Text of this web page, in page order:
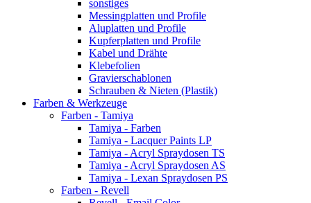
sonstiges
Messingplatten und Profile
Aluplatten und Profile
Kupferplatten und Profile
Kabel und Drähte
Klebefolien
Gravierschablonen
Schrauben & Nieten (Plastik)
Farben & Werkzeuge
Farben - Tamiya
Tamiya - Farben
Tamiya - Lacquer Paints LP
Tamiya - Acryl Spraydosen TS
Tamiya - Acryl Spraydosen AS
Tamiya - Lexan Spraydosen PS
Farben - Revell